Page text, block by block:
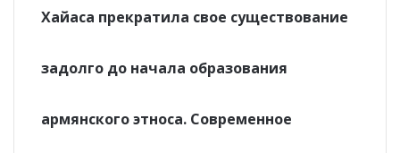
Хайаса прекратила свое существование
задолго до начала образования
армянского этноса. Современное